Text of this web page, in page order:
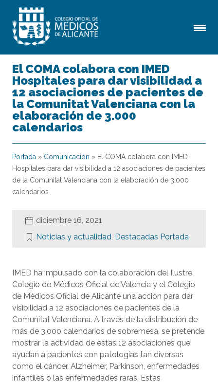
El COMA colabora con IMED
Hospitales para dar visibilidad a
12 asociaciones de pacientes de
la Comunitat Valenciana con la
elaboración de 3.000
calendarios
Portada » Comunicación » El COMA colabora con IMED
Hospitales para dar visibilidad a 12 asociaciones de pacientes
de la Comunitat Valenciana con la elaboración de 3.000
calendarios
diciembre 16, 2021
Noticias y actualidad, Destacadas Portada
IMED ha impulsado con la colaboración del Ilustre
Colegio de Médicos Oficial de Valencia y el Colegio
de Médicos Oficial de Alicante una acción para dar
visibilidad a 12 asociaciones de pacientes de la
Comunitat Valenciana. A través de la distribución de
más de 3.000 calendarios de sobremesa, se pretende
mostrar la actividad de estas 12 asociaciones que
ayudan a pacientes con patologías tan diversas
como el cáncer, Alzheimer, Parkinson, enfermedades
infantiles o las enfermedades raras. Estas